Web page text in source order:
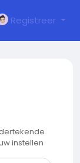
Registreer
instellen